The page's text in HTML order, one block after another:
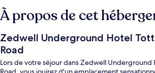
À propos de cet
Zedwell Underground Hotel
Road
Lors de votre séjour dans Zedwell Underground